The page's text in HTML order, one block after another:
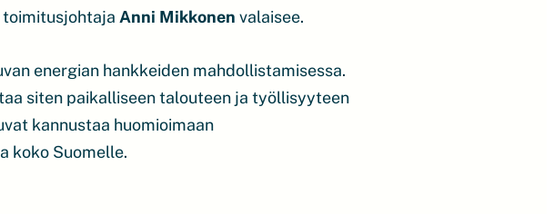
toimitusjohtaja Anni Mikkonen valaisee.
energian hankkeiden mahdollistamisessa.
siten paikalliseen talouteen ja työllisyyteen
kannustaa huomioimaan
koko Suomelle.